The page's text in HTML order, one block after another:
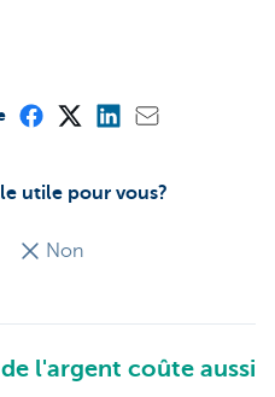
utile pour vous?
Non
l'argent coûte aussi